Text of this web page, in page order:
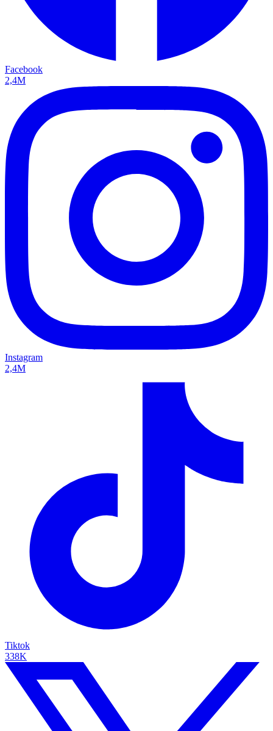
Facebook
2,4M
Instagram
2,4M
Tiktok
338K